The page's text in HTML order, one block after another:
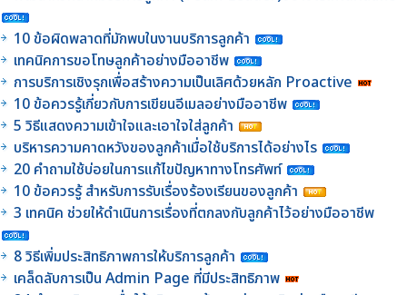
10 ข้อผิดพลาดที่มักพบในงานบริการลูกค้า
เทคนิคการขอโทษลูกค้าอย่างมืออาชีพ
การบริการเชิงรุกเพื่อสร้างความเป็นเลิศด้วยหลัก Proactive
10 ข้อควรรู้เกี่ยวกับการเขียนอีเมลอย่างมืออาชีพ
5 วิธีแสดงความเข้าใจและเอาใจใส่ลูกค้า
บริหารความคาดหวังของลูกค้าเมื่อใช้บริการได้อย่างไร
20 คำถามใช้บ่อยในการแก้ไขปัญหาทางโทรศัพท์
10 ข้อควรรู้ สำหรับการรับเรื่องร้องเรียนของลูกค้า
3 เทคนิค ช่วยให้ดำเนินการเรื่องที่ตกลงกับลูกค้าไว้อย่างมืออาชีพ
8 วิธีเพิ่มประสิทธิภาพการให้บริการลูกค้า
เคล็ดลับการเป็น Admin Page ที่มีประสิทธิภาพ